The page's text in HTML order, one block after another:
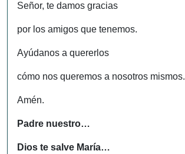
Señor, te damos gracias
por los amigos que tenemos.
Ayúdanos a quererlos
cómo nos queremos a nosotros mismos.
Amén.
Padre nuestro…
Dios te salve María…